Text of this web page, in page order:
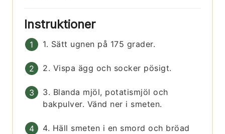
Instruktioner
1. Sätt ugnen på 175 grader.
2. Vispa ägg och socker pösigt.
3. Blanda mjöl, potatismjöl och
bakpulver. Vänd ner i smeten.
4. Häll smeten i en smord och bröad